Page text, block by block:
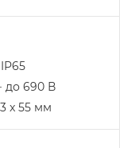
IP65
до 690 В
x 55 мм